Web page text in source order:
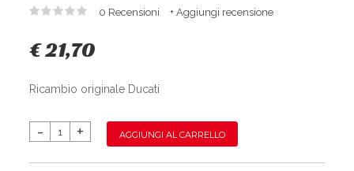
0 Recensioni + Aggiungi recensione
€ 21,70
Ricambio originale Ducati
AGGIUNGI AL CARRELLO